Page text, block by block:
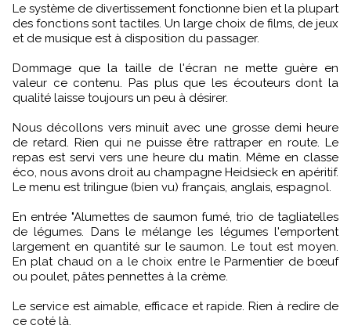
Le système de divertissement fonctionne bien et la plupart
des fonctions sont tactiles. Un large choix de films, de jeux
et de musique est à disposition du passager.
Dommage que la taille de l'écran ne mette guère en
valeur ce contenu. Pas plus que les écouteurs dont la
qualité laisse toujours un peu à désirer.
Nous décollons vers minuit avec une grosse demi heure
de retard. Rien qui ne puisse être rattraper en route. Le
repas est servi vers une heure du matin. Même en classe
éco, nous avons droit au champagne Heidsieck en apéritif.
Le menu est trilingue (bien vu) français, anglais, espagnol.
En entrée "Alumettes de saumon fumé, trio de tagliatelles
de légumes. Dans le mélange les légumes l'emportent
largement en quantité sur le saumon. Le tout est moyen.
En plat chaud on a le choix entre le Parmentier de bœuf
ou poulet, pâtes pennettes à la crème.
Le service est aimable, efficace et rapide. Rien à redire de
ce coté là.